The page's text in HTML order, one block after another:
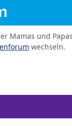
Mamas und
wechseln.